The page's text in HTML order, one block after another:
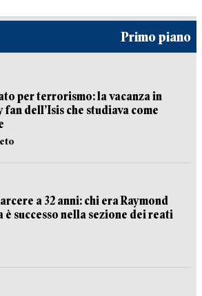
Primo piano
per terrorismo: la vacanza in
fan dell’Isis che studiava come
a 32 anni: chi era Raymond
è successo nella sezione dei reati